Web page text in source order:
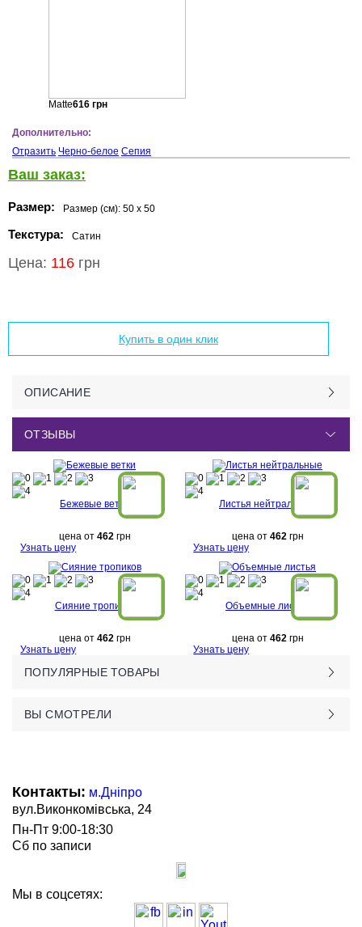
Matte616грн
Дополнительно:
Отразить Черно-белое Сепия
Ваш заказ:
Размер: Размер (см): 50 x 50
Текстура: Сатин
Цена: 116 грн
Купить в один клик
ОПИСАНИЕ
ОТЗЫВЫ
Бежевые ветки
цена от 462грн
Узнать цену
Листья нейтральные
цена от 462грн
Узнать цену
Сияние тропиков
цена от 462грн
Узнать цену
Объемные листья
цена от 462грн
Узнать цену
ПОПУЛЯРНЫЕ ТОВАРЫ
ВЫ СМОТРЕЛИ
Контакты: м.Дніпро
вул.Виконкомівська, 24
Пн-Пт 9:00-18:30
Сб по записи
Мы в соцсетях: